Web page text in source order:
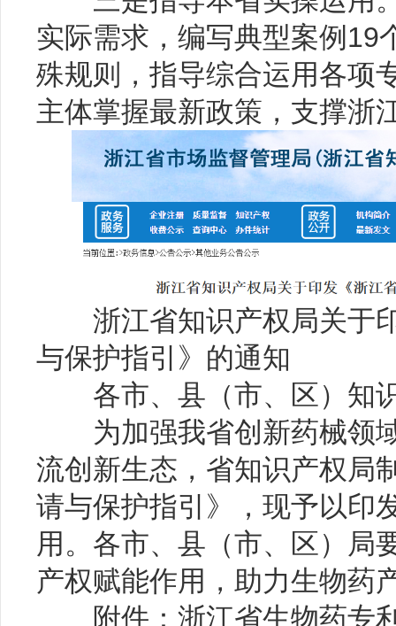
实际需求，编写典型案例19
殊规则，指导综合运用各项
主体掌握最新政策，支撑浙
浙江省知识产权局关于
与保护指引》的通知
各市、县（市、区）知
为加强我省创新药械领
流创新生态，省知识产权局
请与保护指引》，现予以印
用。各市、县（市、区）局
产权赋能作用，助力生物药
附件：浙江省生物药专